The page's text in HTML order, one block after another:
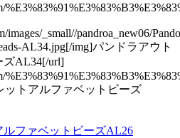
images/_small//pandroa_new06/
AL34.jpg[/img]パンドラアウト
ズAL34[/url]
ットアルファベットビーズ